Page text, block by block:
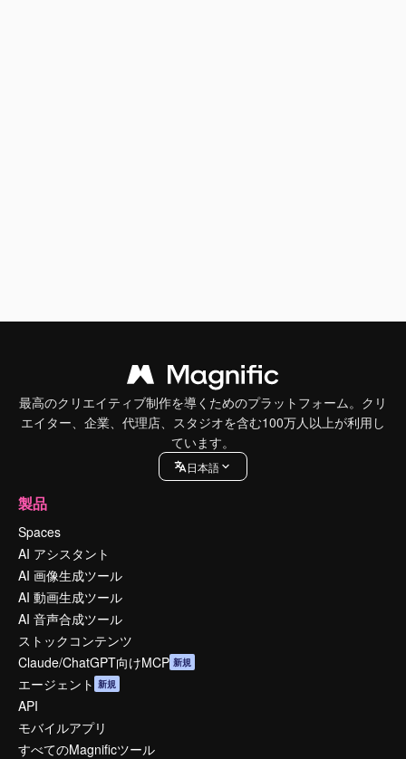
最高のクリエイティブ制作を導くためのプラットフォーム。クリ
エイター、企業、代理店、スタジオを含む100万人以上が利用し
ています。
日本語
製品
Spaces
AI アシスタント
AI 画像生成ツール
AI 動画生成ツール
AI 音声合成ツール
ストックコンテンツ
Claude/ChatGPT向けMCP 新規
エージェント 新規
API
モバイルアプリ
すべてのMagnificツール